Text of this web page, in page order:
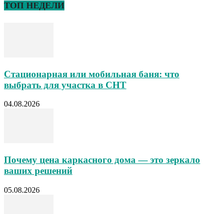
ТОП НЕДЕЛИ
Стационарная или мобильная баня: что
выбрать для участка в СНТ
04.08.2026
Почему цена каркасного дома — это зеркало
ваших решений
05.08.2026